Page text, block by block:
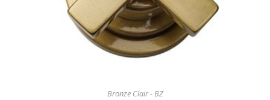
Bronze Clair - BZ